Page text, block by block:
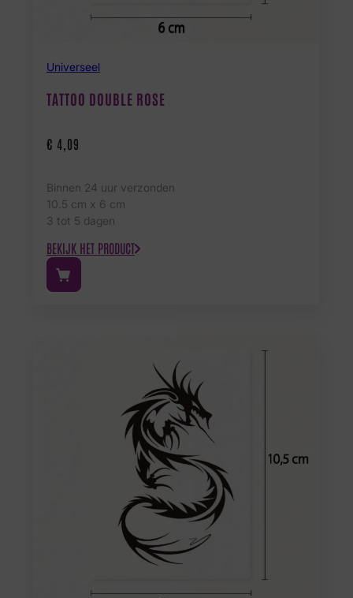
Universeel
TATTOO DOUBLE ROSE
€ 4,09
Binnen 24 uur verzonden
10.5 cm x 6 cm
3 tot 5 dagen
BEKIJK HET PRODUCT